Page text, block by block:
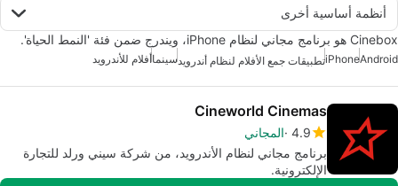
أنظمة أساسية أخرى
Cinebox هو برنامج مجاني لنظام iPhone، ويندرج ضمن فئة 'النمط الحياة'.
Android
iPhoneتطبيقات جمع الأفلام لنظام أندرويدسينماأفلام للأندرويد
Cineworld Cinemas
4.9 المجاني
برنامج مجاني لنظام الأندرويد، من شركة سيني ورلد للتجارة
الإلكترونية.